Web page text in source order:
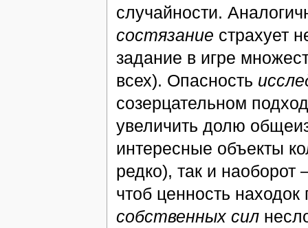
случайности.
состязание страхует
задание в игре
всех). Опасность
созерцательном
увеличить долю
интересные объекты
редко), так и наоборот
чтоб ценность
собственных сил